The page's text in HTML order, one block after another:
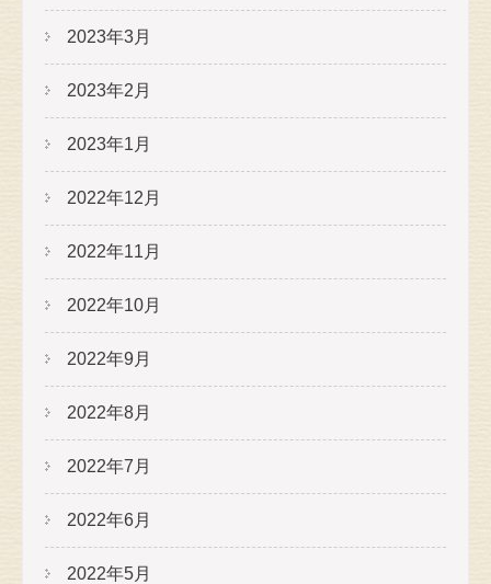
2023年3月
2023年2月
2023年1月
2022年12月
2022年11月
2022年10月
2022年9月
2022年8月
2022年7月
2022年6月
2022年5月